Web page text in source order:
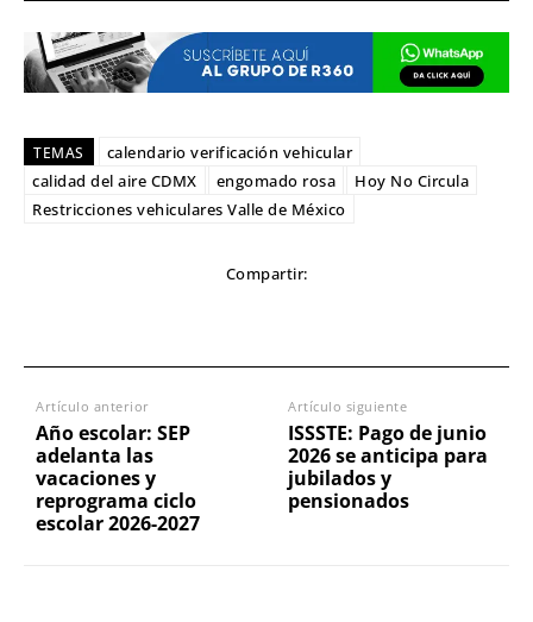
TEMAS
calendario verificación vehicular
calidad del aire CDMX
engomado rosa
Hoy No Circula
Restricciones vehiculares Valle de México
Compartir:
Artículo anterior
Año escolar: SEP
adelanta las
vacaciones y
reprograma ciclo
escolar 2026-2027
Artículo siguiente
ISSSTE: Pago de junio
2026 se anticipa para
jubilados y
pensionados